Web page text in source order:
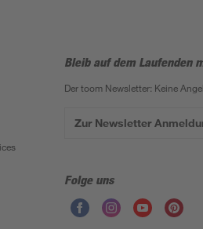
Bleib auf dem Laufenden
Der toom Newsletter: Keine
Zur Newsletter
Folge uns